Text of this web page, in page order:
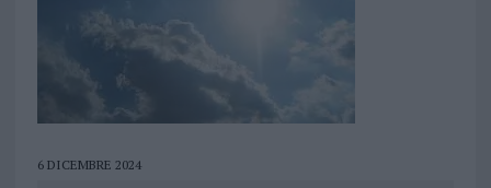
6 DICEMBRE 2024